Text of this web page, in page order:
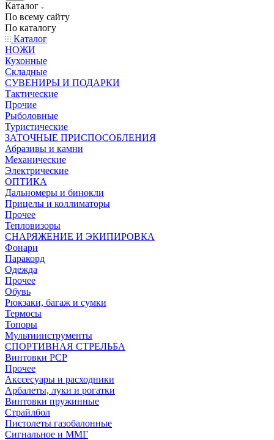
Каталог
По всему сайту
По каталогу
Каталог
НОЖИ
Кухонные
Складные
СУВЕНИРЫ И ПОДАРКИ
Тактические
Прочие
Рыболовные
Туристические
ЗАТОЧНЫЕ ПРИСПОСОБЛЕНИЯ
Абразивы и камни
Механические
Электрические
ОПТИКА
Дальномеры и бинокли
Прицелы и коллиматоры
Прочее
Тепловизоры
СНАРЯЖЕНИЕ И ЭКИПИРОВКА
Фонари
Паракорд
Одежда
Прочее
Обувь
Рюкзаки, багаж и сумки
Термосы
Топоры
Мультиинструменты
СПОРТИВНАЯ СТРЕЛЬБА
Винтовки PCP
Прочее
Акссесуары и расходники
Арбалеты, луки и рогатки
Винтовки пружинные
Страйлбол
Пистолеты газобалонные
Сигнальное и ММГ